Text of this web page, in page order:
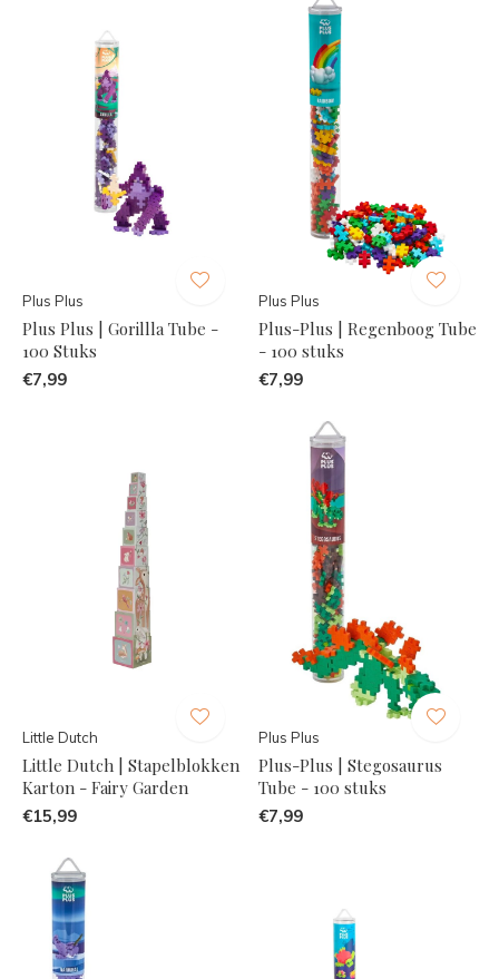
Plus Plus
Plus Plus | Gorillla Tube -
100 Stuks
€7,99
Plus Plus
Plus-Plus | Regenboog Tube
- 100 stuks
€7,99
Little Dutch
Little Dutch | Stapelblokken
Karton - Fairy Garden
€15,99
Plus Plus
Plus-Plus | Stegosaurus
Tube - 100 stuks
€7,99